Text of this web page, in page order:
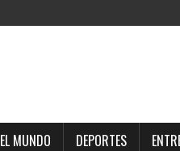
EL MUNDO DEPORTES